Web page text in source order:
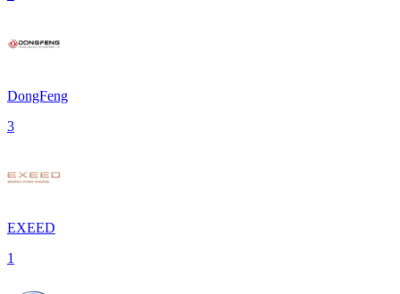
DongFeng
3
EXEED
1